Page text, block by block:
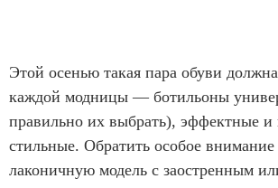
Этой осенью такая пара обуви
каждой модницы — ботильоны
правильно их выбрать), эффектные и
стильные. Обратить особое внимание
лаконичную модель с заостренным